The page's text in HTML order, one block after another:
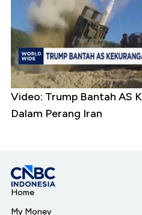
Video: Trump Bantah AS
Dalam Perang Iran
Home
My Money